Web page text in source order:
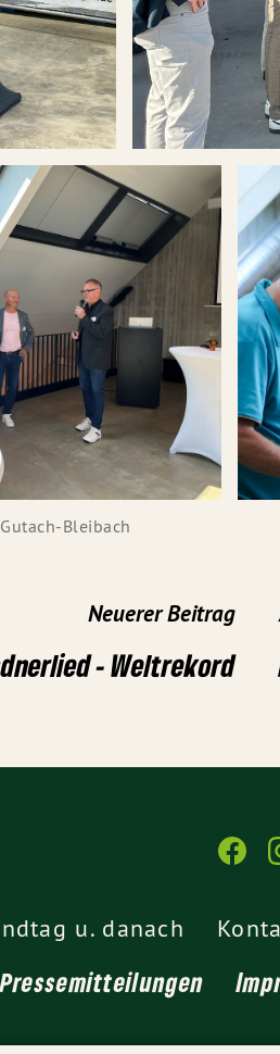
Bleibach
Neuerer Beitrag
- Weltrekord
u. danach
Pressemitteilungen